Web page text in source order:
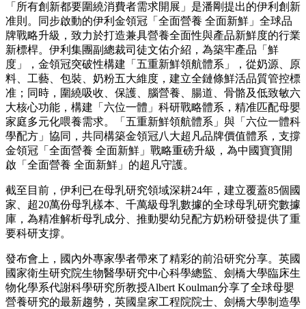
「所有創新都要圍繞消費者需求開展」是潘剛提出的伊利創新
准則。同步啟動的伊利金領冠「全面營養 全面新鮮」全球品
牌戰略升級，致力於打造兼具營養全面性與產品新鮮度的行業
新標桿。伊利集團副總裁司徒文佑介紹，為築牢產品「鮮
度」，金領冠突破性構建「五重新鮮領航體系」，從奶源、原
料、工藝、包裝、奶粉五大維度，建立全鏈條鮮活品質管控標
准；同時，圍繞吸收、保護、腦營養、腸道、骨骼及低致敏六
大核心功能，構建「六位一體」科研戰略體系，精准匹配母嬰
家庭多元化喂養需求。「五重新鮮領航體系」與「六位一體科
學配方」協同，共同構築金領冠八大超凡品牌價值體系，支撐
金領冠「全面營養 全面新鮮」戰略重磅升級，為中國寶寶開
啟「全面營養 全面新鮮」的超凡守護。
截至目前，伊利已在母乳研究領域深耕24年，建立覆蓋85個國
家、超20萬份母乳樣本、千萬級母乳數據的全球母乳研究數據
庫，為精准解析母乳成分、推動嬰幼兒配方奶粉研發提供了重
要科研支撐。
發布會上，國內外專家學者帶來了精彩的前沿研究分享。英國
國家衛生研究院生物醫學研究中心科學總監、劍橋大學臨床生
物化學系代謝科學研究所教授Albert Koulman分享了全球母嬰
營養研究的最新趨勢，英國皇家工程院院士、劍橋大學制造學